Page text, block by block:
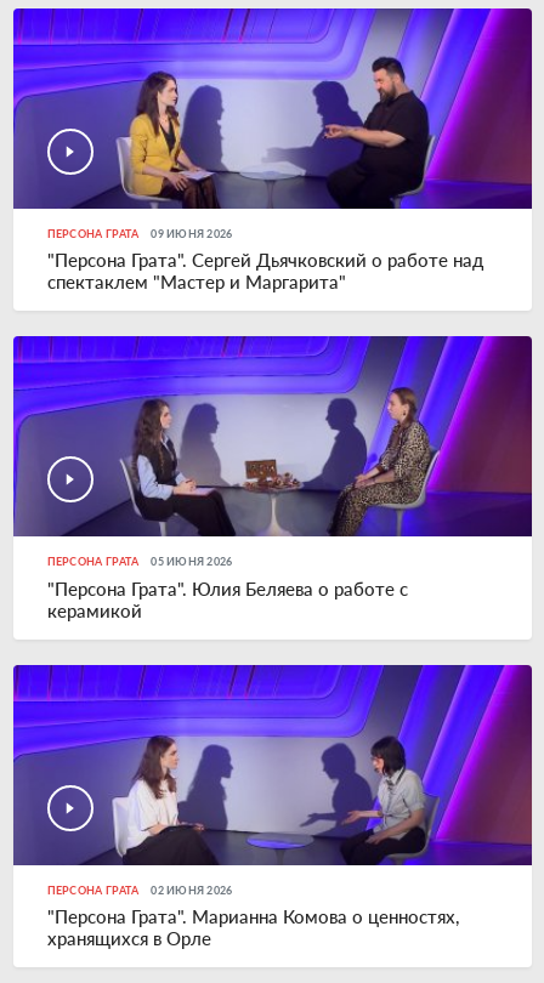
ПЕРСОНА ГРАТА 09 ИЮНЯ 2026
"Персона Грата". Сергей Дьячковский о работе над
спектаклем "Мастер и Маргарита"
ПЕРСОНА ГРАТА 05 ИЮНЯ 2026
"Персона Грата". Юлия Беляева о работе с
керамикой
ПЕРСОНА ГРАТА 02 ИЮНЯ 2026
"Персона Грата". Марианна Комова о ценностях,
хранящихся в Орле